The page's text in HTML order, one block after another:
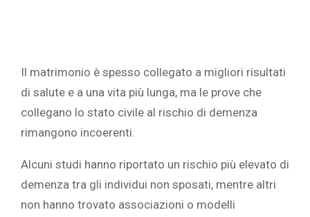
Il matrimonio è spesso collegato a migliori risultati
di salute e a una vita più lunga, ma le prove che
collegano lo stato civile al rischio di demenza
rimangono incoerenti.
Alcuni studi hanno riportato un rischio più elevato di
demenza tra gli individui non sposati, mentre altri
non hanno trovato associazioni o modelli